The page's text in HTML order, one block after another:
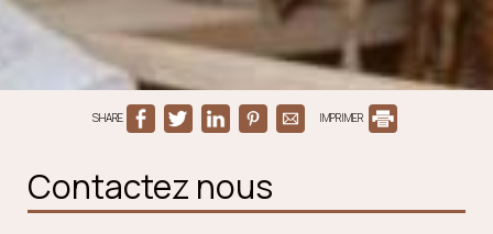
SHARE IMPRIMER
Contactez nous